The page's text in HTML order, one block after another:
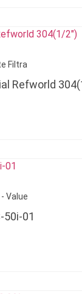
Filtra
Refworld
Value
50i-01